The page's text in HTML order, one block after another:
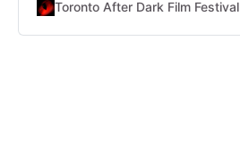
Toronto After Dark Film Festival